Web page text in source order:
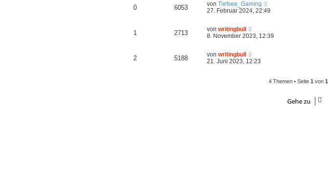
0 6053 von Tiefsee_Gaming
27. Februar 2024, 22:49
1 2713 von writingbull
8. November 2023, 12:39
2 5188 von writingbull
21. Juni 2023, 12:23
4 Themen • Seite 1 von 1
Gehe zu